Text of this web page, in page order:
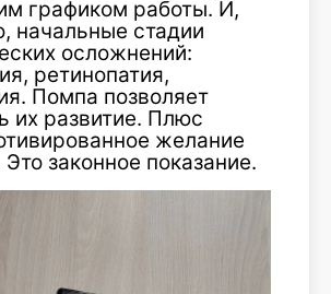
графиком работы. И,
начальные стадии
осложнений:
ретинопатия,
Помпа позволяет
их развитие. Плюс
желание
Это законное показание.